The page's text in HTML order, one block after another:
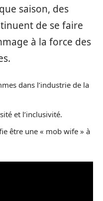
saison, des
de se faire
à la force des
dans l’industrie de la
et l’inclusivité.
être une « mob wife » à